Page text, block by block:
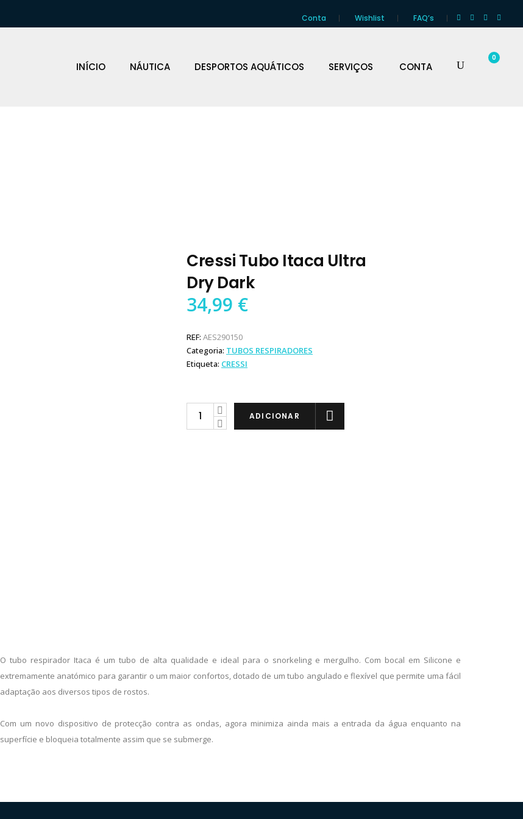
Conta Wishlist FAQ’s
INÍCIO NÁUTICA DESPORTOS AQUÁTICOS SERVIÇOS CONTA
0
Cressi Tubo Itaca Ultra
Dry Dark
34,99 €
REF: AES290150
Categoria: TUBOS RESPIRADORES
Etiqueta: CRESSI
Cressi
ADICIONAR
O tubo respirador Itaca é um tubo de alta qualidade e ideal para o snorkeling e mergulho. Com bocal em Silicone e
extremamente anatómico para garantir o um maior confortos, dotado de um tubo angulado e flexível que permite uma fácil
adaptação aos diversos tipos de rostos.
Com um novo dispositivo de protecção contra as ondas, agora minimiza ainda mais a entrada da água enquanto na
superfície e bloqueia totalmente assim que se submerge.